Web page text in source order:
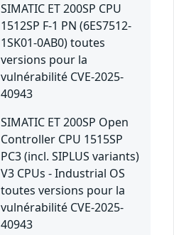
SIMATIC ET 200SP CPU
1512SP F-1 PN (6ES7512-
1SK01-0AB0) toutes
versions pour la
vulnérabilité CVE-2025-
40943
SIMATIC ET 200SP Open
Controller CPU 1515SP
PC3 (incl. SIPLUS variants)
V3 CPUs - Industrial OS
toutes versions pour la
vulnérabilité CVE-2025-
40943